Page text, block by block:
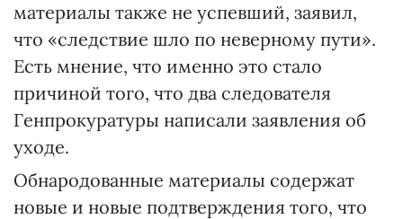
материалы также не успевший, заявил,
что «следствие шло по неверному пути».
Есть мнение, что именно это стало
причиной того, что два следователя
Генпрокуратуры написали заявления об
уходе.
Обнародованные материалы содержат
новые и новые подтверждения того, что